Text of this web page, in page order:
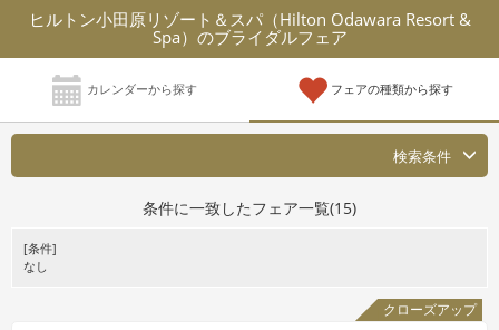
ヒルトン小田原リゾート＆スパ（Hilton Odawara Resort &
Spa）のブライダルフェア
カレンダーから探す フェアの種類から探す
検索条件
条件に一致したフェア一覧(15)
[条件]
なし
クローズアップ